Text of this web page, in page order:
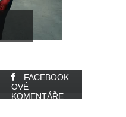
FACEBOOK
OVÉ
KOMENTÁŘE